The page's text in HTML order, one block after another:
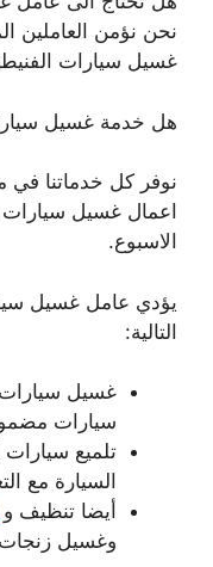
نحن نؤمن العاملين
غسيل سيارات
هل خدمة غسيل
نوفر كل خدماتنا
الاسبوع.
يؤدي عامل غسيل
التالية:
غسيل سيارات
سيارات
تلميع
السيارة مع
أيضا تنظيف و
وغسيل